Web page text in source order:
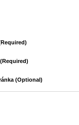
(required)
(Optional)